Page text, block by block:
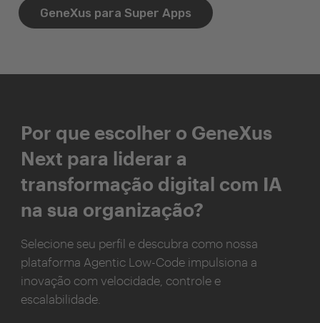
GeneXus para Super Apps
Por que escolher o GeneXus
Next para liderar a
transformação digital com IA
na sua organização?
Selecione seu perfil e descubra como nossa
plataforma Agentic Low-Code impulsiona a
inovação com velocidade, controle e
escalabilidade.